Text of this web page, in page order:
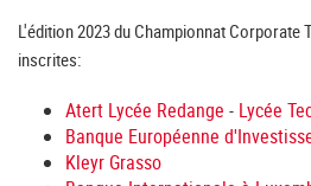
L'édition 2023 du Championnat Corporate
inscrites:
Atert Lycée Redange - Lycée
Banque Européenne
Kleyr Grasso